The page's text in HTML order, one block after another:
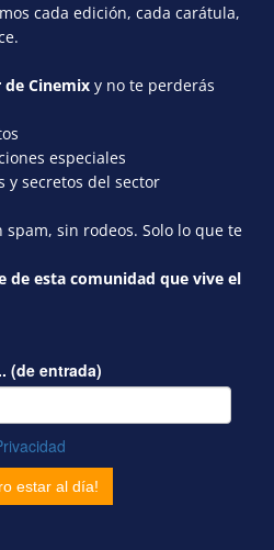
cada edición, cada carátula,
de Cinemix y no te perderás
especiales
y secretos del sector
sin rodeos. Solo lo que te
de esta comunidad que vive el